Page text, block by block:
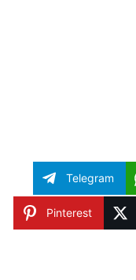
Telegram
Pinterest